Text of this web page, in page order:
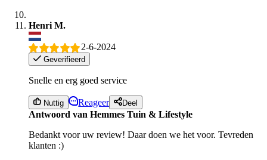
Henri M.
2-6-2024
Geverifieerd
Snelle en erg goed service
Nuttig Reageer Deel
Antwoord van Hemmes Tuin & Lifestyle
Bedankt voor uw review! Daar doen we het voor. Tevreden
klanten :)